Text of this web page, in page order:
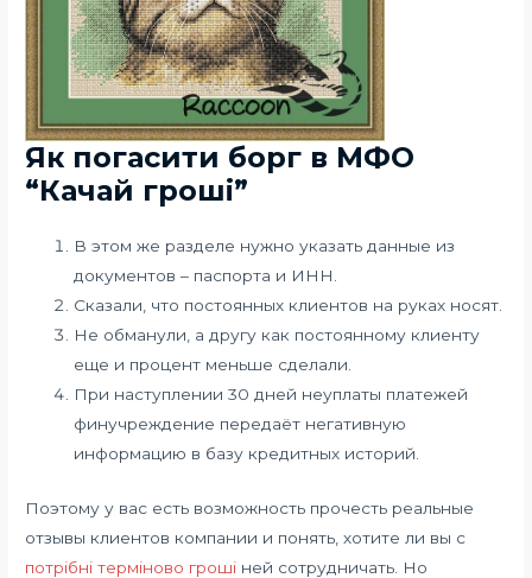
Як погасити борг в МФО
“Качай гроші”
В этом же разделе нужно указать данные из
документов – паспорта и ИНН.
Сказали, что постоянных клиентов на руках носят.
Не обманули, а другу как постоянному клиенту
еще и процент меньше сделали.
При наступлении 30 дней неуплаты платежей
финучреждение передаёт негативную
информацию в базу кредитных историй.
Поэтому у вас есть возможность прочесть реальные
отзывы клиентов компании и понять, хотите ли вы с
потрібні терміново гроші ней сотрудничать. Но